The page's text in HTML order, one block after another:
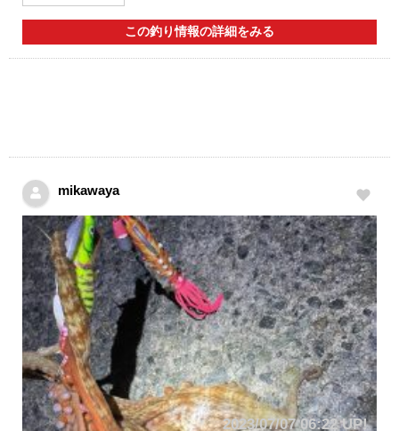
この釣り情報の詳細をみる
mikawaya
2023/07/07 06:22 UP!